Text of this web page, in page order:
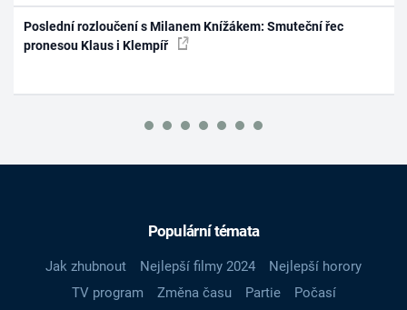
Poslední rozloučení s Milanem Knížákem: Smuteční řec
pronesou Klaus i Klempíř
Populární témata
Jak zhubnout Nejlepší filmy 2024
Nejlepší horory
TV program
Změna času Partie
Počasí